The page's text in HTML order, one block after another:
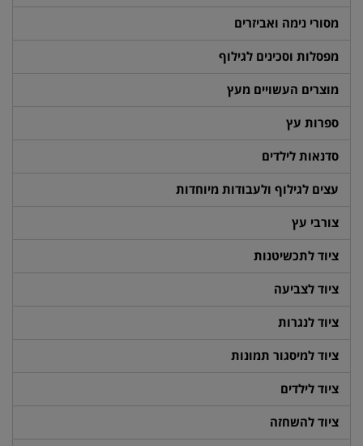
מסורי נימה ואביזרים
מפסלות וסכינים לגילוף
מוצרים העשויים מעץ
ספרות עץ
סדנאות לילדים
עצים לגילוף ולעבודות מיוחדות
צורבי עץ
ציוד לתכשיטנות
ציוד לצביעה
ציוד לנגרות
ציוד למיסגור תמונות
ציוד לילדים
ציוד להשחזה